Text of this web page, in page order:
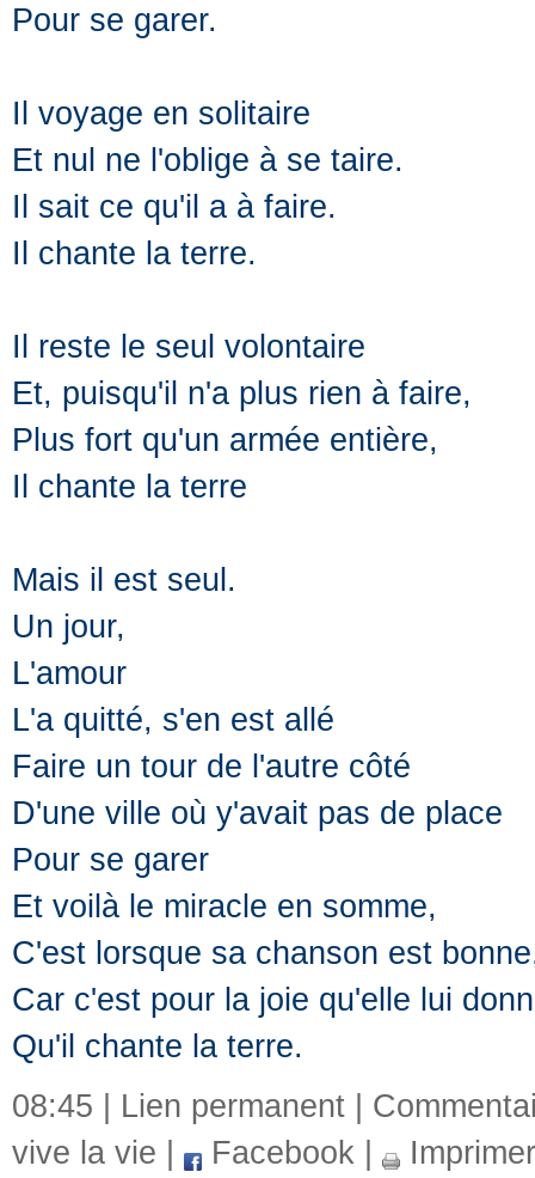
Pour se garer.
Il voyage en solitaire
Et nul ne l'oblige à se taire.
Il sait ce qu'il a à faire.
Il chante la terre.
Il reste le seul volontaire
Et, puisqu'il n'a plus rien à faire,
Plus fort qu'un armée entière,
Il chante la terre
Mais il est seul.
Un jour,
L'amour
L'a quitté, s'en est allé
Faire un tour de l'autre côté
D'une ville où y'avait pas de place
Pour se garer
Et voilà le miracle en somme,
C'est lorsque sa chanson est
Car c'est pour la joie qu'elle lui
Qu'il chante la terre.
08:45 | Lien permanent
vive la vie
Facebook Imprimer